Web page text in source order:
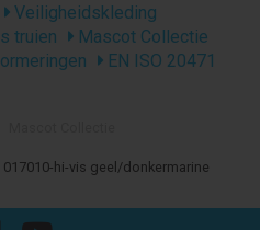
Veiligheidskleding
truien
Mascot Collectie
EN ISO 20471
hi-vis geel/donkermarine